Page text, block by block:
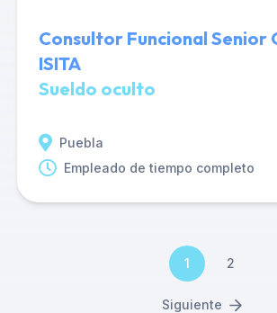
Consultor Funcional Senior
ISITA
Sueldo oculto
Puebla
Empleado de tiempo completo
1 2
Siguiente